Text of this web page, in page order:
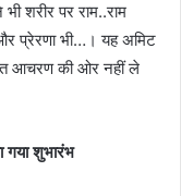
शरीर पर राम..राम
प्रेरणा भी…। यह अमिट
आचरण की ओर नहीं ले
शुभारंभ